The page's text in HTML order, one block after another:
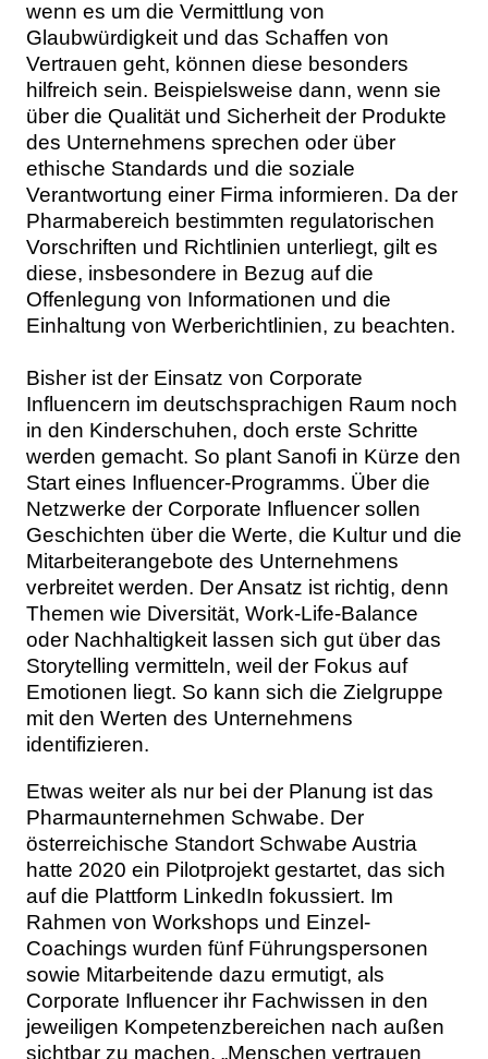
wenn es um die Vermittlung von
Glaubwürdigkeit und das Schaffen von
Vertrauen geht, können diese besonders
hilfreich sein. Beispielsweise dann, wenn sie
über die Qualität und Sicherheit der Produkte
des Unternehmens sprechen oder über
ethische Standards und die soziale
Verantwortung einer Firma informieren. Da der
Pharmabereich bestimmten regulatorischen
Vorschriften und Richtlinien unterliegt, gilt es
diese, insbesondere in Bezug auf die
Offenlegung von Informationen und die
Einhaltung von Werberichtlinien, zu beachten.
Bisher ist der Einsatz von Corporate
Influencern im deutschsprachigen Raum noch
in den Kinderschuhen, doch erste Schritte
werden gemacht. So plant Sanofi in Kürze den
Start eines Influencer-Programms. Über die
Netzwerke der Corporate Influencer sollen
Geschichten über die Werte, die Kultur und die
Mitarbeiterangebote des Unternehmens
verbreitet werden. Der Ansatz ist richtig, denn
Themen wie Diversität, Work-Life-Balance
oder Nachhaltigkeit lassen sich gut über das
Storytelling vermitteln, weil der Fokus auf
Emotionen liegt. So kann sich die Zielgruppe
mit den Werten des Unternehmens
identifizieren.
Etwas weiter als nur bei der Planung ist das
Pharmaunternehmen Schwabe. Der
österreichische Standort Schwabe Austria
hatte 2020 ein Pilotprojekt gestartet, das sich
auf die Plattform LinkedIn fokussiert. Im
Rahmen von Workshops und Einzel-
Coachings wurden fünf Führungspersonen
sowie Mitarbeitende dazu ermutigt, als
Corporate Influencer ihr Fachwissen in den
jeweiligen Kompetenzbereichen nach außen
sichtbar zu machen. „Menschen vertrauen